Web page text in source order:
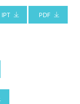
IPT PDF